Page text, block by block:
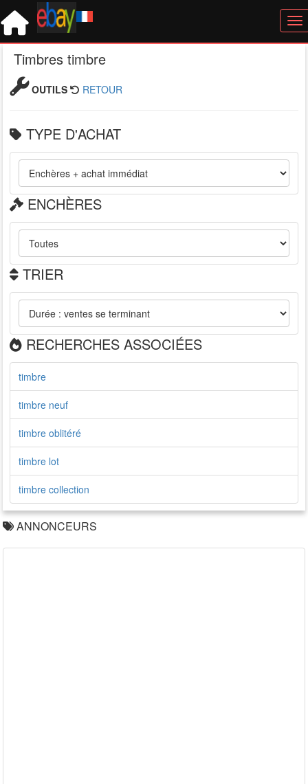
Timbres timbre
OUTILS RETOUR
TYPE D'ACHAT
ENCHÈRES
TRIER
RECHERCHES ASSOCIÉES
timbre
timbre neuf
timbre oblitéré
timbre lot
timbre collection
ANNONCEURS